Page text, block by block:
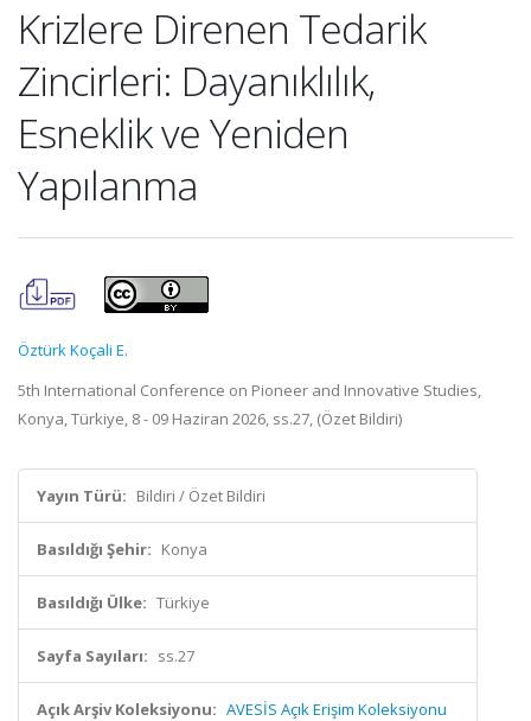
Krizlere Direnen Tedarik
Zincirleri: Dayanıklılık,
Esneklik ve Yeniden
Yapılanma
Öztürk Koçali E.
5th International Conference on Pioneer and Innovative Studies,
Konya, Türkiye, 8 - 09 Haziran 2026, ss.27, (Özet Bildiri)
Yayın Türü: Bildiri / Özet Bildiri
Basıldığı Şehir: Konya
Basıldığı Ülke: Türkiye
Sayfa Sayıları: ss.27
Açık Arşiv Koleksiyonu: AVESİS Açık Erişim Koleksiyonu